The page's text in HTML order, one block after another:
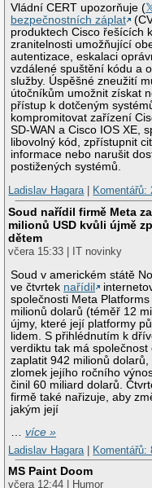
Vládní CERT upozorňuje (
bezpečnostních záplat
produktech Cisco řešících
zranitelnosti umožňující
autentizace, eskalaci
vzdálené spuštění kódu a
služby. Úspěšné zneužití
útočníkům umožnit získat
přístup k dotčeným
kompromitovat zařízení
SD-WAN a Cisco IOS XE,
libovolný kód, zpřístupnit
informace nebo narušit
postižených systémů.
Ladislav Hagara| Komentářů:
Soud nařídil firmě Meta
milionů USD kvůli újmě
dětem
včera 15:33 | IT novinky
Soud v americkém státě
ve čtvrtek nařídil
společnosti Meta
milionů dolarů (téměř 12
újmy, které její platformy
lidem. S přihlédnutím k
verdiktu tak má společnost
zaplatit 942 milionů dolarů,
zlomek jejího ročního
činil 60 miliard dolarů.
firmě také nařizuje, aby
jakým její
…více »
Ladislav Hagara
Komentářů:
MS Paint Doom
včera 12:44 | Humor